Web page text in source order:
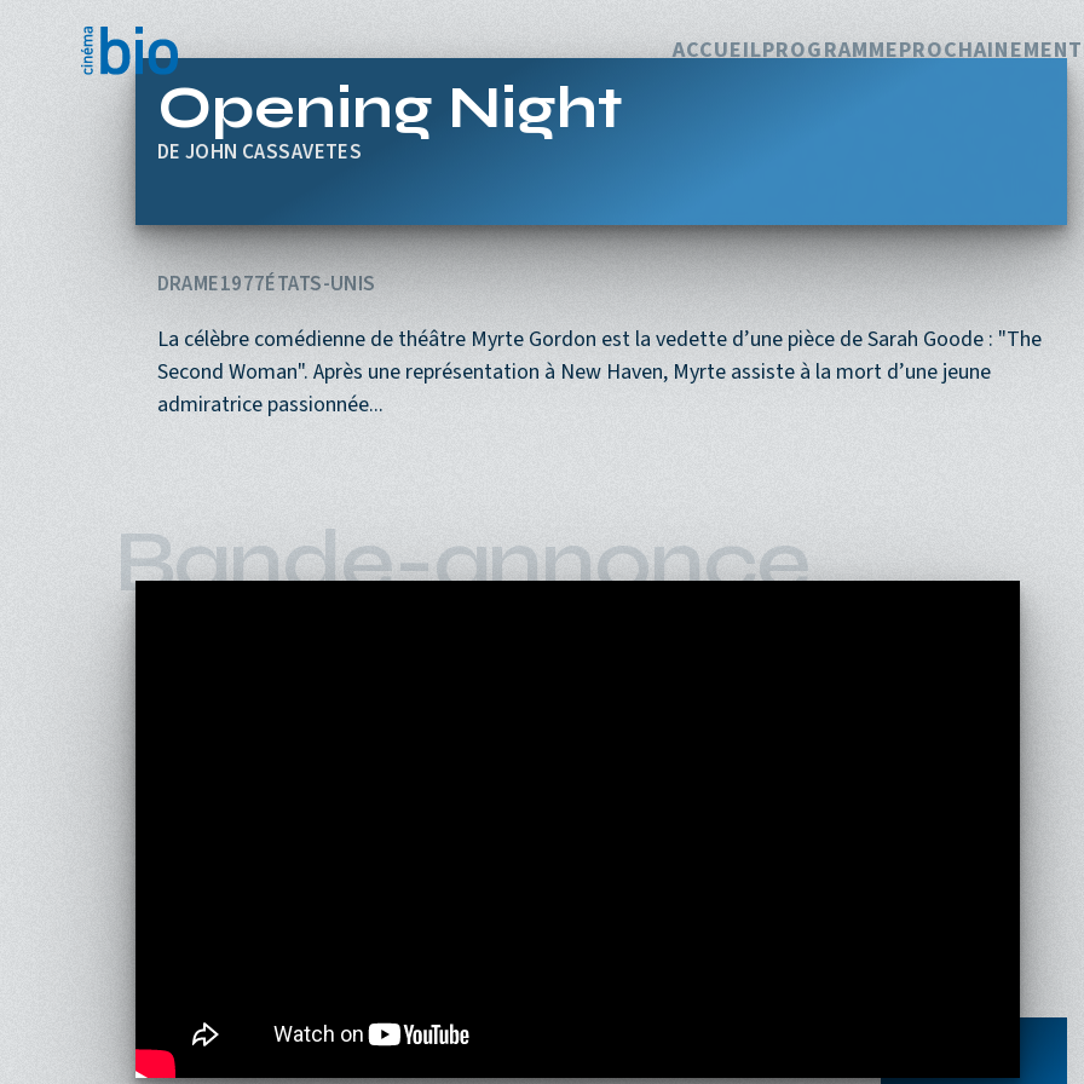
Navigation
ACCUEILPROGRAMMEPROCHAINEMENT
Opening Night
JOHN CASSAVETES
DRAME1977ÉTATS-UNIS
La célèbre comédienne de théâtre Myrte Gordon est la vedette d’une pièce de Sarah Goode : "The
Second Woman". Après une représentation à New Haven, Myrte assiste à la mort d’une jeune
admiratrice passionnée...
Bande-annonce